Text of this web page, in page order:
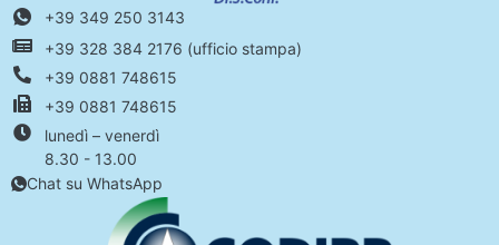
+39 349 250 3143
+39 328 384 2176 (ufficio stampa)
+39 0881 748615
+39 0881 748615
lunedì – venerdì
8.30 - 13.00
Chat su WhatsApp